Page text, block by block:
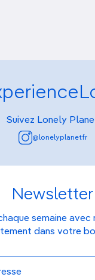
Suivez Lonely
@lonelyplanetfr
Newsletter
semaine
dans votre